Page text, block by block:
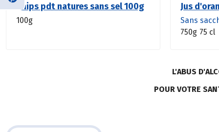
Chips pdt natures sans sel 100g
100g
Jus
Sans
750g 75 cl
L'ABUS
POUR VOTRE